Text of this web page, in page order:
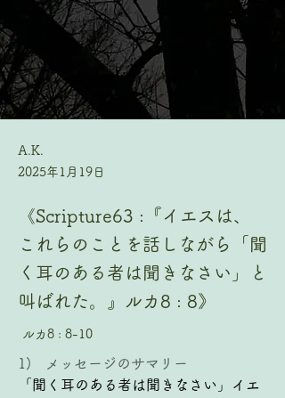
A.K.
2025年1月19日
《Scripture63 :『イエスは、
これらのことを話しながら「聞
く耳のある者は聞きなさい」と
叫ばれた。』ルカ8 : 8》
ルカ8 : 8-10
1)   メッセージのサマリー
「聞く耳のある者は聞きなさい」イエ